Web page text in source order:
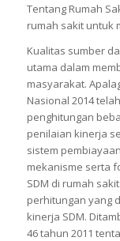
Tentang Rumah
rumah sakit untuk
Kualitas sumber
utama dalam
masyarakat.
Nasional 2014
penghitungan
penilaian kinerja
sistem
mekanisme serta
SDM di rumah
perhitungan yang
kinerja SDM.
46 tahun 2011